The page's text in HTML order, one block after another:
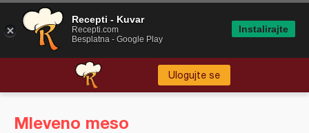
Ulogujte se
Mleveno meso
Recepti - Kuvar
Recepti.com
Besplatna - Google Play
Instalirajte